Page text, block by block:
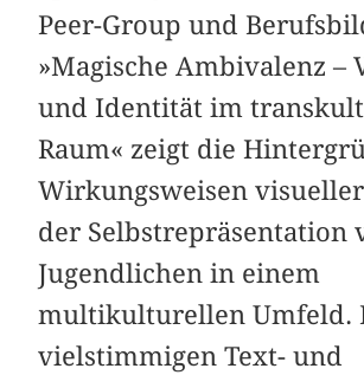
Peer-Group und
»Magische Ambivalenz –
und Identität im
Raum« zeigt die
Wirkungsweisen
der Selbstrepräsentation
Jugendlichen in einem
multikulturellen Umfeld.
vielstimmigen Text- und